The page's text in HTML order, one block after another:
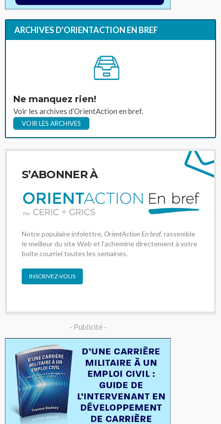
ARCHIVES D’ORIENTACTION EN BREF
Ne manquez rien!
Voir les archives d’OrientAction en bref.
VOIR LES ARCHIVES
S’ABONNER À
Notre populaire infolettre, OrientAction En bref, rassemble
le meilleur du site Web et l'achemine directement à votre
boîte courriel toutes les semaines.
INSCRIVEZ-VOUS
- Publicité -